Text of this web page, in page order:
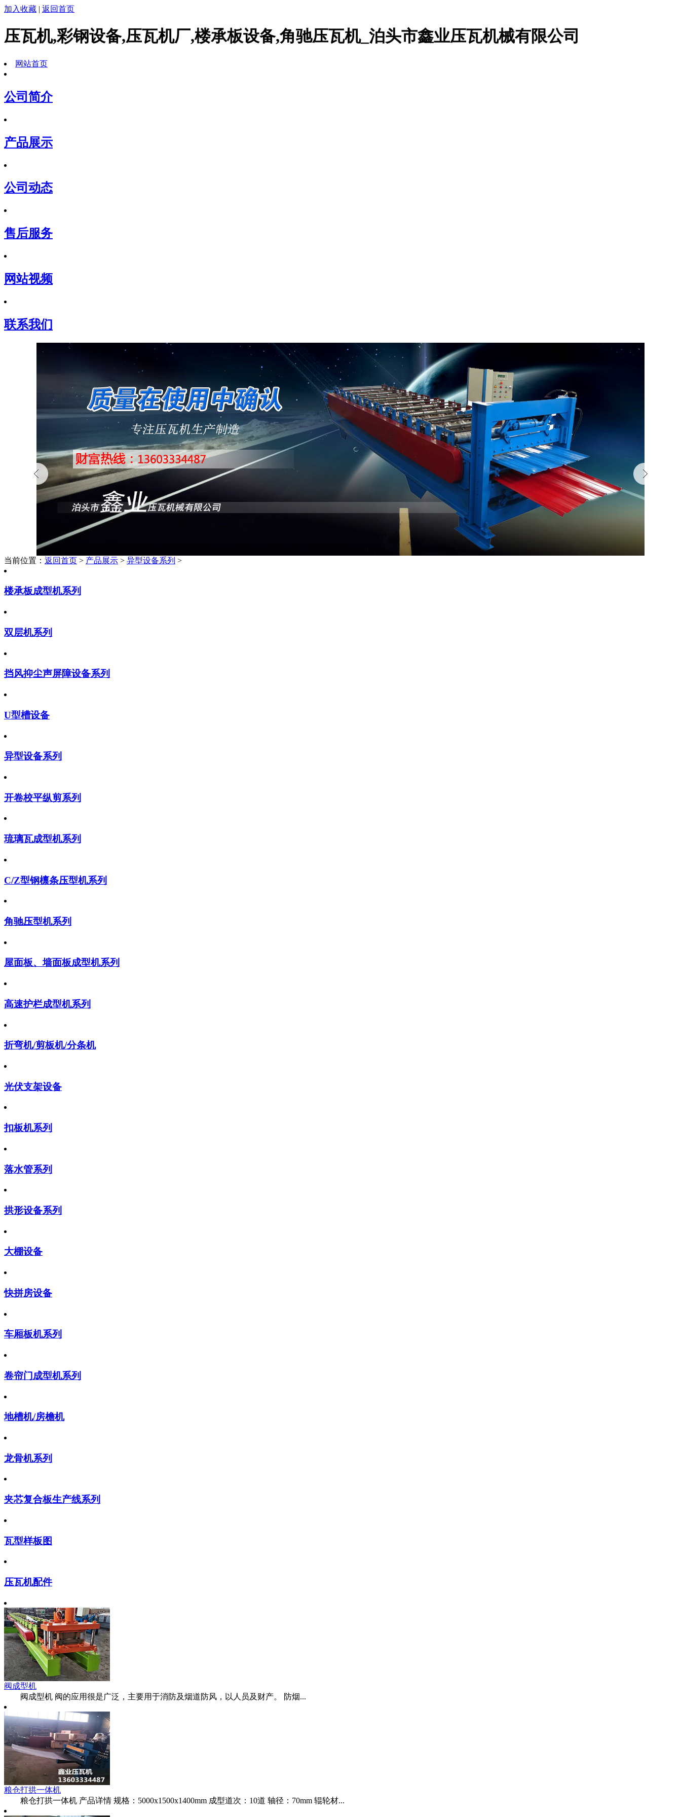
加入收藏 | 返回首页
压瓦机,彩钢设备,压瓦机厂,楼承板设备,角驰压瓦机_泊头市鑫业压瓦机械有限公司
网站首页
公司简介
产品展示
公司动态
售后服务
网站视频
联系我们
当前位置： 返回首页 > 产品展示 > 异型设备系列 >
楼承板成型机系列
双层机系列
挡风抑尘声屏障设备系列
U型槽设备
异型设备系列
开卷校平纵剪系列
琉璃瓦成型机系列
C/Z型钢檩条压型机系列
角驰压型机系列
屋面板、墙面板成型机系列
高速护栏成型机系列
折弯机/剪板机/分条机
光伏支架设备
扣板机系列
落水管系列
拱形设备系列
大棚设备
快拼房设备
车厢板机系列
卷帘门成型机系列
地槽机/房檐机
龙骨机系列
夹芯复合板生产线系列
瓦型样板图
压瓦机配件
阀成型机
阀成型机 阀的应用很是广泛，主要用于消防及烟道防风，以人员及财产。 防烟...
粮仓打拱一体机
粮仓打拱一体机 产品详情 规格：5000x1500x1400mm 成型道次：10道 轴径：70mm 辊轮材...